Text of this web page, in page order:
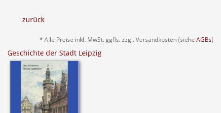
zurück
* Alle Preise inkl. MwSt. ggfls. zzgl. Versandkosten (siehe AGBs)
Geschichte der Stadt Leipzig